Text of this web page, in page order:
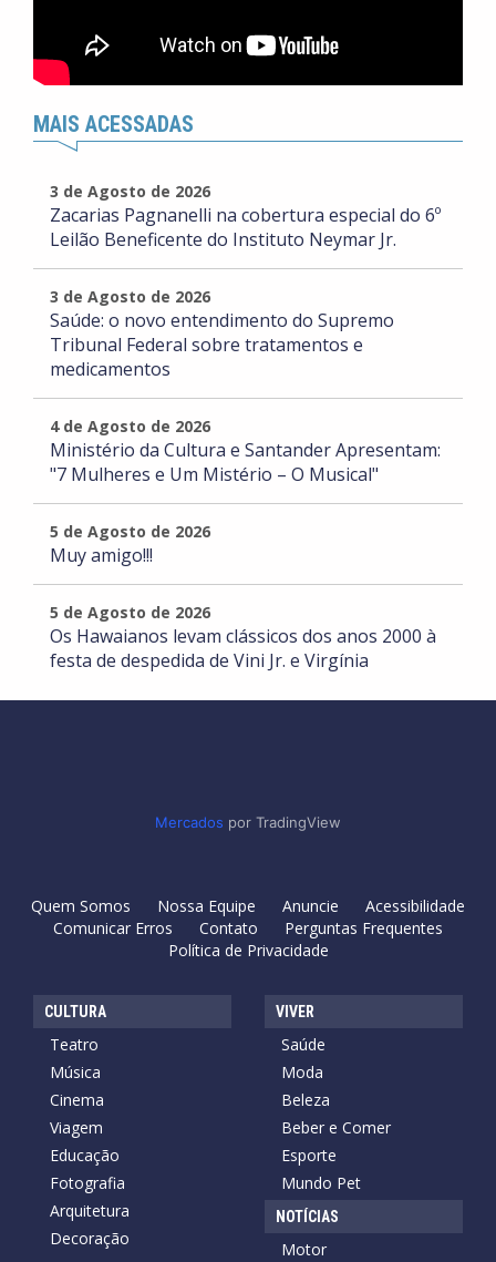
MAIS ACESSADAS
3 de Agosto de 2026
Zacarias Pagnanelli na cobertura especial do 6º
Leilão Beneficente do Instituto Neymar Jr.
3 de Agosto de 2026
Saúde: o novo entendimento do Supremo
Tribunal Federal sobre tratamentos e
medicamentos
4 de Agosto de 2026
Ministério da Cultura e Santander Apresentam:
"7 Mulheres e Um Mistério – O Musical"
5 de Agosto de 2026
Muy amigo!!!
5 de Agosto de 2026
Os Hawaianos levam clássicos dos anos 2000 à
festa de despedida de Vini Jr. e Virgínia
Mercados por TradingView
Quem Somos Nossa Equipe Anuncie
Acessibilidade
Comunicar Erros
Contato
Perguntas Frequentes
Política de Privacidade
CULTURA
Teatro
Música
Cinema
Viagem
Educação
Fotografia
Arquitetura
Decoração
VIVER
Saúde
Moda
Beleza
Beber e Comer
Esporte
Mundo Pet
NOTÍCIAS
Motor